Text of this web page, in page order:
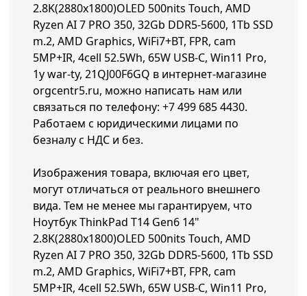
2.8K(2880x1800)OLED 500nits Touch, AMD
Ryzen AI 7 PRO 350, 32Gb DDR5-5600, 1Tb SSD
m.2, AMD Graphics, WiFi7+BT, FPR, cam
5MP+IR, 4cell 52.5Wh, 65W USB-C, Win11 Pro,
1y war-ty, 21QJ00F6GQ в интернет-магазине
orgcentr5.ru, можно написать нам или
связаться по телефону: +7 499 685 4430.
Работаем с юридическими лицами по
безналу с НДС и без.
Изображения товара, включая его цвет,
могут отличаться от реального внешнего
вида. Тем не менее мы гарантируем, что
Ноутбук ThinkPad T14 Gen6 14"
2.8K(2880x1800)OLED 500nits Touch, AMD
Ryzen AI 7 PRO 350, 32Gb DDR5-5600, 1Tb SSD
m.2, AMD Graphics, WiFi7+BT, FPR, cam
5MP+IR, 4cell 52.5Wh, 65W USB-C, Win11 Pro,